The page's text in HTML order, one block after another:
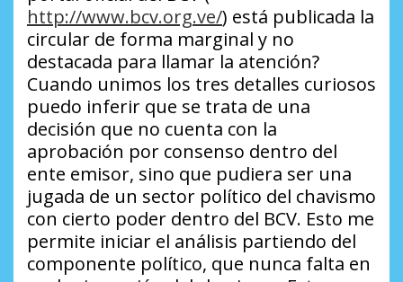
http://www.bcv.org.ve/) está publicada la
circular de forma marginal y no
destacada para llamar la atención?
Cuando unimos los tres detalles curiosos
puedo inferir que se trata de una
decisión que no cuenta con la
aprobación por consenso dentro del
ente emisor, sino que pudiera ser una
jugada de un sector político del chavismo
con cierto poder dentro del BCV. Esto me
permite iniciar el análisis partiendo del
componente político, que nunca falta en